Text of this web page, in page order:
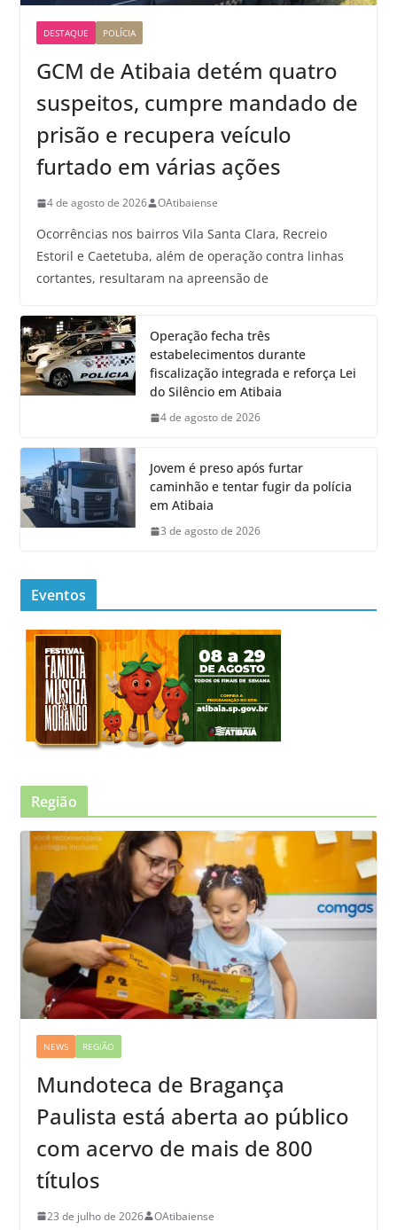
DESTAQUE POLÍCIA
GCM de Atibaia detém quatro
suspeitos, cumpre mandado de
prisão e recupera veículo
furtado em várias ações
4 de agosto de 2026 OAtibaiense
Ocorrências nos bairros Vila Santa Clara, Recreio
Estoril e Caetetuba, além de operação contra linhas
cortantes, resultaram na apreensão de
Operação fecha três
estabelecimentos durante
fiscalização integrada e reforça Lei
do Silêncio em Atibaia
4 de agosto de 2026
Jovem é preso após furtar
caminhão e tentar fugir da polícia
em Atibaia
3 de agosto de 2026
Eventos
Região
NEWS REGIÃO
Mundoteca de Bragança
Paulista está aberta ao público
com acervo de mais de 800
títulos
23 de julho de 2026 OAtibaiense